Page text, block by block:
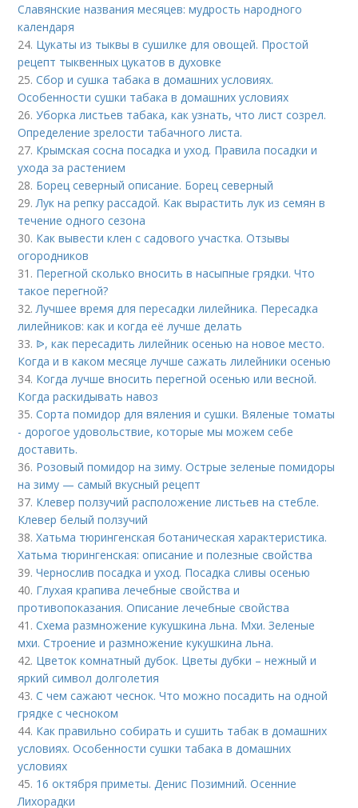
Славянские названия месяцев: мудрость народного
календаря
24. Цукаты из тыквы в сушилке для овощей. Простой
рецепт тыквенных цукатов в духовке
25.Сбор и сушка табака в домашних условиях.
Особенности сушки табака в домашних условиях
26.Уборка листьев табака, как узнать, что лист созрел.
Определение зрелости табачного листа.
27. Крымская сосна посадка и уход. Правила посадки и
ухода за растением
28. Борец северный описание. Борец северный
29. Лук на репку рассадой. Как вырастить лук из семян в
течение одного сезона
30. Как вывести клен с садового участка. Отзывы
огородников
31. Перегной сколько вносить в насыпные грядки. Что
такое перегной?
32. Лучшее время для пересадки лилейника. Пересадка
лилейников: как и когда её лучше делать
33. ᐉ, как пересадить лилейник осенью на новое место.
Когда и в каком месяце лучше сажать лилейники осенью
34. Когда лучше вносить перегной осенью или весной.
Когда раскидывать навоз
35.Сорта помидор для вяления и сушки. Вяленые томаты
- дорогое удовольствие, которые мы можем себе
доставить.
36. Розовый помидор на зиму. Острые зеленые помидоры
на зиму — самый вкусный рецепт
37. Клевер ползучий расположение листьев на стебле.
Клевер белый ползучий
38.Хатьма тюрингенская ботаническая характеристика.
Хатьма тюрингенская: описание и полезные свойства
39.Чернослив посадка и уход. Посадка сливы осенью
40. Глухая крапива лечебные свойства и
противопоказания. Описание лечебные свойства
41.Схема размножение кукушкина льна. Мхи. Зеленые
мхи. Строение и размножение кукушкина льна.
42. Цветок комнатный дубок. Цветы дубки – нежный и
яркий символ долголетия
43.С чем сажают чеснок. Что можно посадить на одной
грядке с чесноком
44. Как правильно собирать и сушить табак в домашних
условиях. Особенности сушки табака в домашних
условиях
45. 16 октября приметы. Денис Позимний. Осенние
Лихорадки